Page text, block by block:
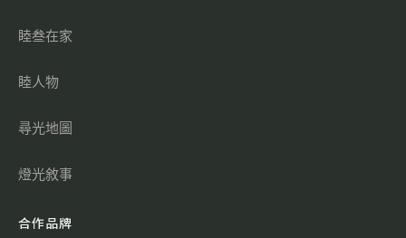
睦叁在家
睦人物
尋光地圖
燈光敘事
合作品牌